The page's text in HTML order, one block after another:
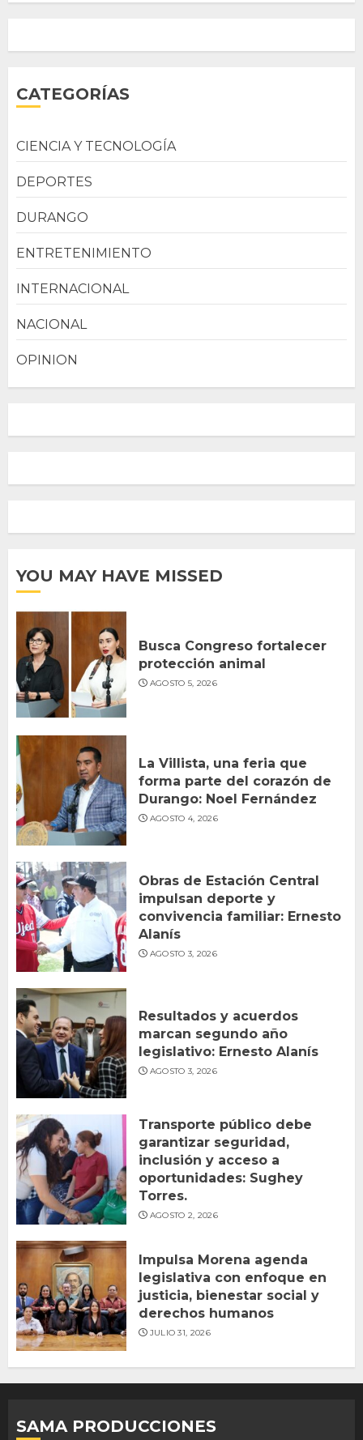
CATEGORÍAS
CIENCIA Y TECNOLOGÍA
DEPORTES
DURANGO
ENTRETENIMIENTO
INTERNACIONAL
NACIONAL
OPINION
YOU MAY HAVE MISSED
Busca Congreso fortalecer
protección animal
AGOSTO 5, 2026
La Villista, una feria que
forma parte del corazón de
Durango: Noel Fernández
AGOSTO 4, 2026
Obras de Estación Central
impulsan deporte y
convivencia familiar: Ernesto
Alanís
AGOSTO 3, 2026
Resultados y acuerdos
marcan segundo año
legislativo: Ernesto Alanís
AGOSTO 3, 2026
Transporte público debe
garantizar seguridad,
inclusión y acceso a
oportunidades: Sughey
Torres.
AGOSTO 2, 2026
Impulsa Morena agenda
legislativa con enfoque en
justicia, bienestar social y
derechos humanos
JULIO 31, 2026
SAMA PRODUCCIONES